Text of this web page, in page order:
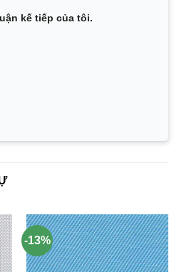
kế tiếp của tôi.
-13%